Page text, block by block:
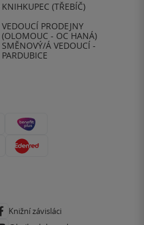
KNIHKUPEC (TŘEBÍČ)
VEDOUCÍ PRODEJNY
(OLOMOUC - OC HANÁ)
SMĚNOVÝ/Á VEDOUCÍ -
PARDUBICE
Knižní závisláci